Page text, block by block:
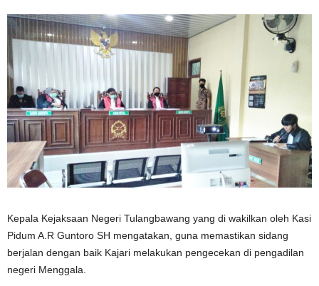
Kepala Kejaksaan Negeri Tulangbawang yang di wakilkan oleh Kasi
Pidum A.R Guntoro SH mengatakan, guna memastikan sidang
berjalan dengan baik Kajari melakukan pengecekan di pengadilan
negeri Menggala.